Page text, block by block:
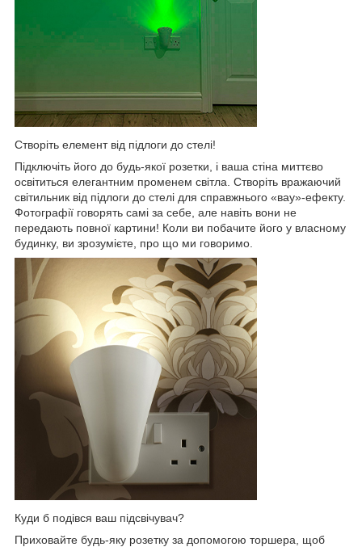
Створіть елемент від підлоги до стелі!
Підключіть його до будь-якої розетки, і ваша стіна миттєво
освітиться елегантним променем світла. Створіть вражаючий
світильник від підлоги до стелі для справжнього «вау»-ефекту.
Фотографії говорять самі за себе, але навіть вони не
передають повної картини! Коли ви побачите його у власному
будинку, ви зрозумієте, про що ми говоримо.
Куди б подівся ваш підсвічувач?
Приховайте будь-яку розетку за допомогою торшера, щоб